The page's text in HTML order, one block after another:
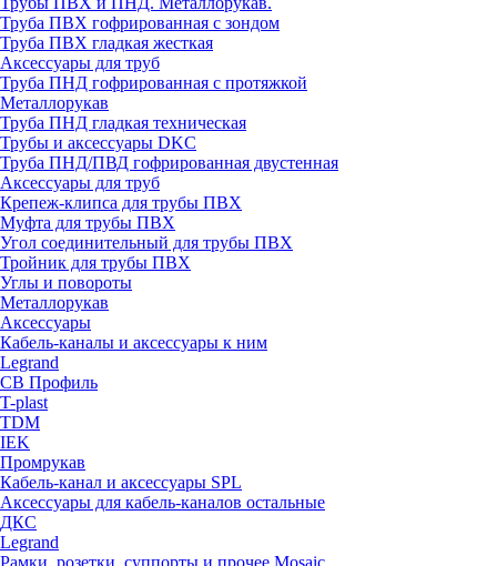
Труба ПВХ гофрированная с зондом
Труба ПВХ гладкая жесткая
Аксессуары для труб
Труба ПНД гофрированная с протяжкой
Металлорукав
Труба ПНД гладкая техническая
Трубы и аксессуары DKC
Труба ПНД/ПВД гофрированная двустенная
Аксессуары для труб
Крепеж-клипса для трубы ПВХ
Муфта для трубы ПВХ
Угол соединительный для трубы ПВХ
Тройник для трубы ПВХ
Углы и повороты
Металлорукав
Аксессуары
Кабель-каналы и аксессуары к ним
Legrand
СВ Профиль
T-plast
TDM
IEK
Промрукав
Кабель-канал и аксессуары SPL
Аксессуары для кабель-каналов остальные
ДКС
Legrand
Рамки, розетки, суппорты и прочее Mosaic